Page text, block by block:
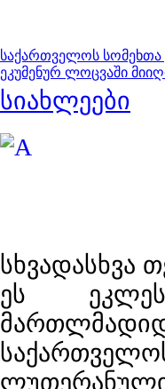
საქართველოს
ეკუმენურ ლოცვაში
სიახლეები
სხვადასხვა
ეს